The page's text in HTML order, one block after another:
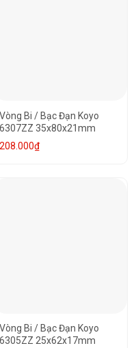
Vòng Bi / Bạc Đạn Koyo
6307ZZ 35x80x21mm
208.000₫
Vòng Bi / Bạc Đạn Koyo
6305ZZ 25x62x17mm